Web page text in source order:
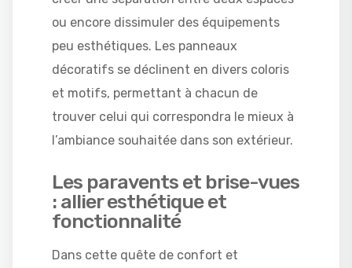
ou encore dissimuler des équipements
peu esthétiques. Les panneaux
décoratifs se déclinent en divers coloris
et motifs, permettant à chacun de
trouver celui qui correspondra le mieux à
l’ambiance souhaitée dans son extérieur.
Les paravents et brise-vues
: allier esthétique et
fonctionnalité
Dans cette quête de confort et